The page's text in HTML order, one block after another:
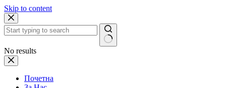
Skip to content
No results
Почетна